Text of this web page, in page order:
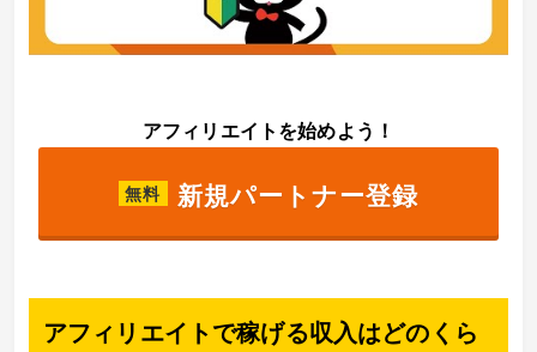
アフィリエイトを始めよう！
無料 新規パートナー登録
アフィリエイトで稼げる収入はどのくら